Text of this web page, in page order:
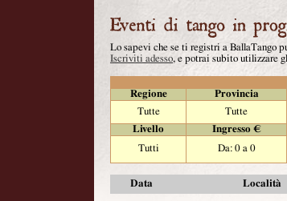
Lo sapevi che se ti registri a BallaTango
Iscriviti adesso, e potrai subito utilizzare
Regione
Provincia
Tutte
Tutte
Livello
Ingresso €
Tutti
Da: 0 a 0
Data Località